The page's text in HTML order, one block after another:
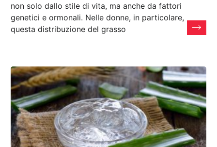
non solo dallo stile di vita, ma anche da fattori
genetici e ormonali. Nelle donne, in particolare,
questa distribuzione del grasso